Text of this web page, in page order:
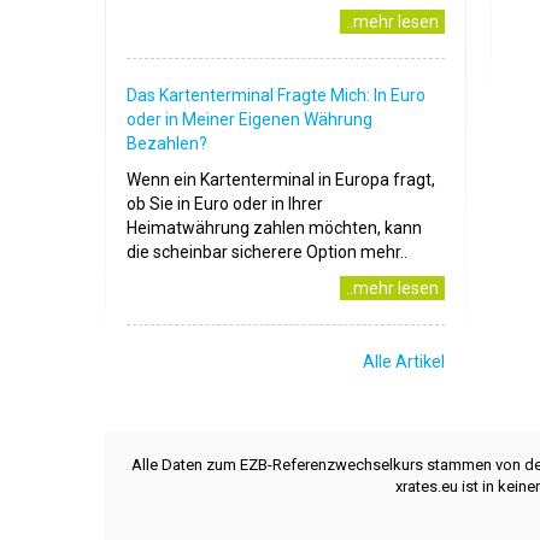
..mehr lesen
Das Kartenterminal Fragte Mich: In Euro
oder in Meiner Eigenen Währung
Bezahlen?
Wenn ein Kartenterminal in Europa fragt,
ob Sie in Euro oder in Ihrer
Heimatwährung zahlen möchten, kann
die scheinbar sicherere Option mehr..
..mehr lesen
Alle Artikel
Alle Daten zum EZB-Referenzwechselkurs stammen von
xrates.eu ist in